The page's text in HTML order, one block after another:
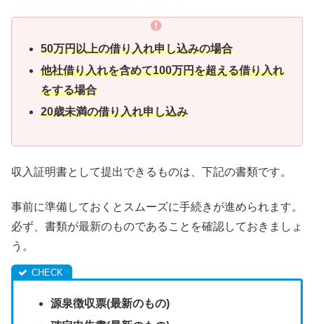
50万円以上の借り入れ申し込みの場合
他社借り入れを含めて100万円を超える借り入れ
をする場合
20歳未満の借り入れ申し込み
収入証明書として提出できるものは、下記の書類です。
事前に準備しておくとスムーズに手続きが進められます。
必ず、書類が最新のものであることを確認しておきましょ
う。
源泉徴収票(最新のもの)